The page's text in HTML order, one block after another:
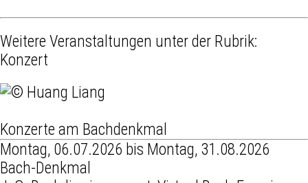
Weitere Veranstaltungen unter der Rubrik:
Konzert
Konzerte am Bachdenkmal
Montag, 06.07.2026 bis Montag, 31.08.2026
Bach-Denkmal